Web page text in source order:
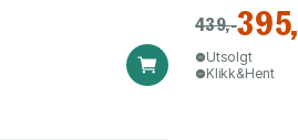
439,-
Utsolgt
Klikk&Hent